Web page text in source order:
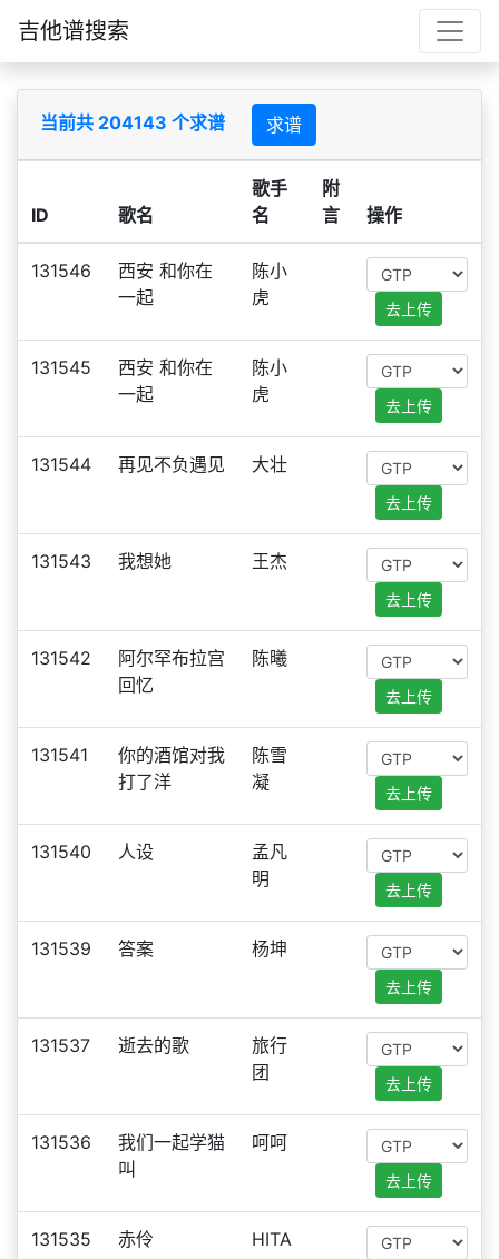
吉他谱搜索
当前共 204143 个求谱 求谱
ID 歌名
歌手
名
附
言
操作
131546
西安 和你在
一起
陈小
虎
去上传
131545
西安 和你在
一起
陈小
虎
去上传
131544 再见不负遇见 大壮
去上传
131543 我想她 王杰
去上传
131542
阿尔罕布拉宫
回忆
陈曦
去上传
131541
你的酒馆对我
打了洋
陈雪
凝
去上传
131540 人设
孟凡
明
去上传
131539 答案 杨坤
去上传
131537 逝去的歌
旅行
团
去上传
131536
我们一起学猫
叫
呵呵
去上传
131535 赤伶 HITA